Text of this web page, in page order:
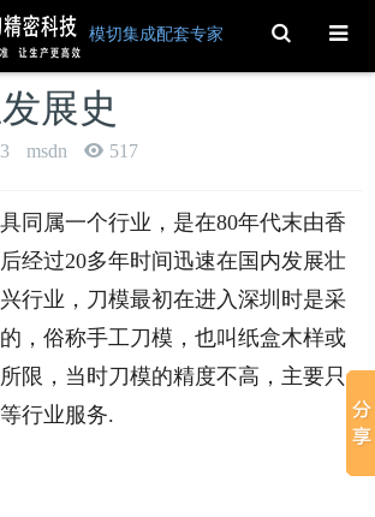
模切集成配套专家 Toggle
Search
展史
msdn 517
同属一个行业，是在80年代末由香
经过20多年时间迅速在国内发展壮
行业，刀模最初在进入深圳时是采
，俗称手工刀模，也叫纸盒木样或
限，当时刀模的精度不高，主要只
行业服务.